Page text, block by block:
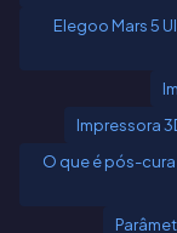
Elegoo Mars 5
Impressora
O que é pós-